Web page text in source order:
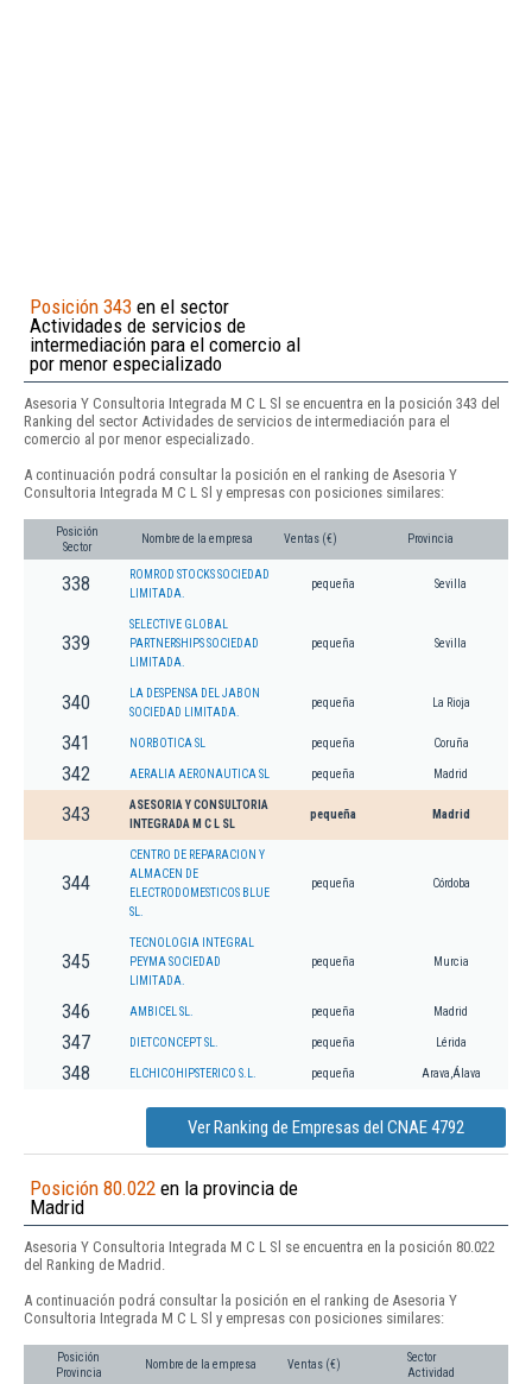
Posición 343 en el sector
Actividades de servicios de
intermediación para el comercio al
por menor especializado
Asesoria Y Consultoria Integrada M C L Sl se encuentra en la posición 343 del
Ranking del sector Actividades de servicios de intermediación para el
comercio al por menor especializado.
A continuación podrá consultar la posición en el ranking de Asesoria Y
Consultoria Integrada M C L Sl y empresas con posiciones similares:
Posición
Sector
Nombre de la empresa Ventas (€) Provincia
338
ROMROD STOCKS SOCIEDAD
LIMITADA.
pequeña Sevilla
339
SELECTIVE GLOBAL
PARTNERSHIPS SOCIEDAD
LIMITADA.
pequeña Sevilla
340
LA DESPENSA DEL JABON
SOCIEDAD LIMITADA.
pequeña La Rioja
341 NORBOTICA SL pequeña Coruña
342 AERALIA AERONAUTICA SL pequeña Madrid
343
ASESORIA Y CONSULTORIA
INTEGRADA M C L SL
pequeña Madrid
344
CENTRO DE REPARACION Y
ALMACEN DE
ELECTRODOMESTICOS BLUE
SL.
pequeña Córdoba
345
TECNOLOGIA INTEGRAL
PEYMA SOCIEDAD
LIMITADA.
pequeña Murcia
346 AMBICEL SL. pequeña Madrid
347 DIETCONCEPT SL. pequeña Lérida
348 ELCHICOHIPSTERICO S.L. pequeña Arava,Álava
Ver Ranking de Empresas del CNAE 4792
Posición 80.022 en la provincia de
Madrid
Asesoria Y Consultoria Integrada M C L Sl se encuentra en la posición 80.022
del Ranking de Madrid.
A continuación podrá consultar la posición en el ranking de Asesoria Y
Consultoria Integrada M C L Sl y empresas con posiciones similares:
Posición
Provincia
Nombre de la empresa Ventas (€)
Sector
Actividad